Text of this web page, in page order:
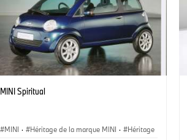
MINI Spiritual
MINI · Héritage de la marque MINI ·
Héritage